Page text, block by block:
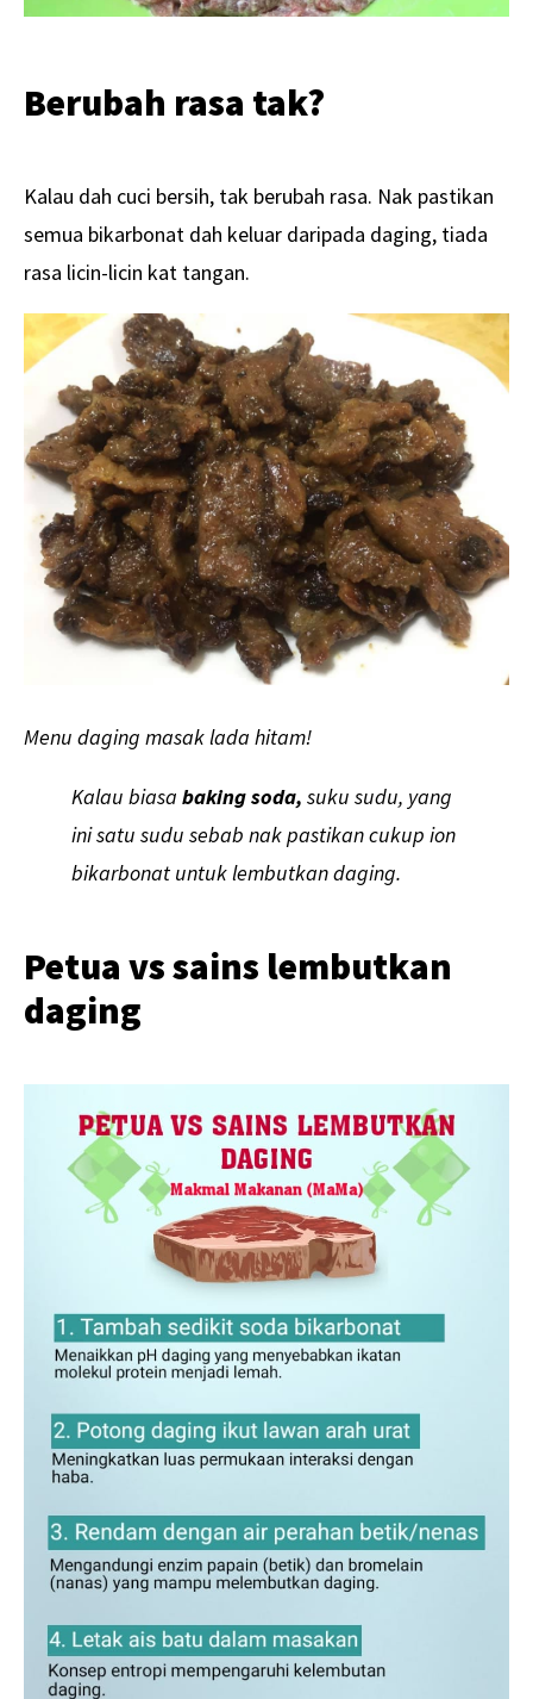
Berubah rasa tak?
Kalau dah cuci bersih, tak berubah rasa. Nak pastikan
semua bikarbonat dah keluar daripada daging, tiada
rasa licin-licin kat tangan.
Menu daging masak lada hitam!
Kalau biasa baking soda, suku sudu, yang
ini satu sudu sebab nak pastikan cukup ion
bikarbonat untuk lembutkan daging.
Petua vs sains lembutkan
daging